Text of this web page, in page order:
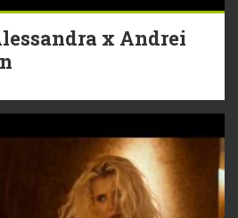
x Andrei